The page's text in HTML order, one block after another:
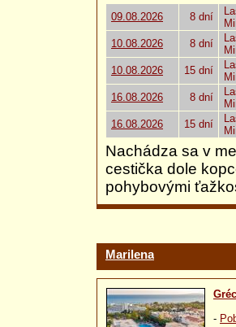
09.08.2026
8 dní
10.08.2026
8 dní
10.08.2026
15 dní
16.08.2026
8 dní
16.08.2026
15 dní
Nachádza sa v
cestička dole
pohybovými
Marilena
-